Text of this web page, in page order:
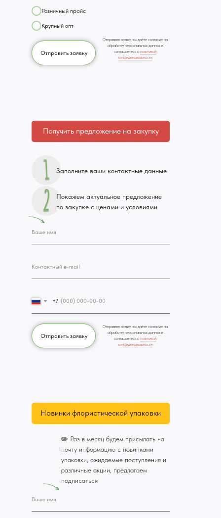
Розничный прайс
Крупный опт
Отправить заявку
Отправляя заявку, вы даёте согласие на
обработку персональных данных и
соглашаетесь c политикой
конфиденциальности
Покажем актуальное предложение
по закупке с ценами и условиями
Заполните ваши контактные данные
+7
Отправить заявку
Отправляя заявку, вы даёте согласие на
обработку персональных данных и
соглашаетесь c политикой
конфиденциальности
Получить предложение на закупку
✏️ Раз в месяц будем присылать на
почту информацию с новинками
упаковки, ожидаемые поступления и
различные акции, предлагаем
подписаться
Новинки флористической упаковки